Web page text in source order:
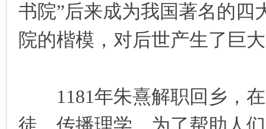
书院”后来成为我国著名的四
院的楷模，对后世产生了巨
1181年朱熹解职回乡，在